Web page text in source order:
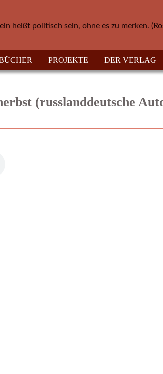
heißt politisch sein, ohne es zu merken.
PROJEKTE DER VERLAG
(russlanddeutsche